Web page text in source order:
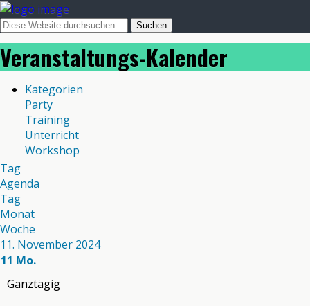
Veranstaltungs-Kalender
Kategorien
Party
Training
Unterricht
Workshop
Tag
Agenda
Tag
Monat
Woche
11. November 2024
11 Mo.
Ganztägig